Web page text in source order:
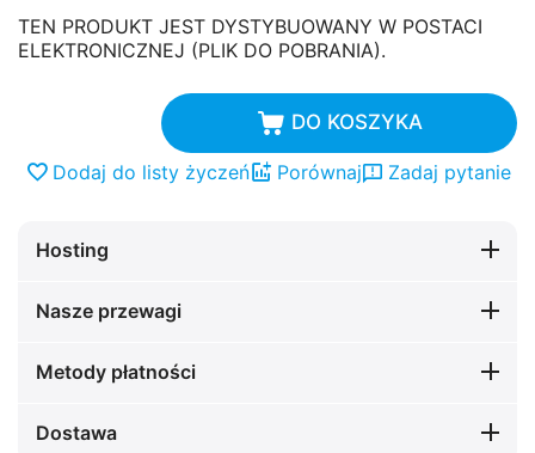
TEN PRODUKT JEST DYSTYBUOWANY W POSTACI
ELEKTRONICZNEJ (PLIK DO POBRANIA).
DO KOSZYKA
Dodaj do listy życzeń Porównaj Zadaj pytanie
Hosting
Nasze przewagi
Metody płatności
Dostawa